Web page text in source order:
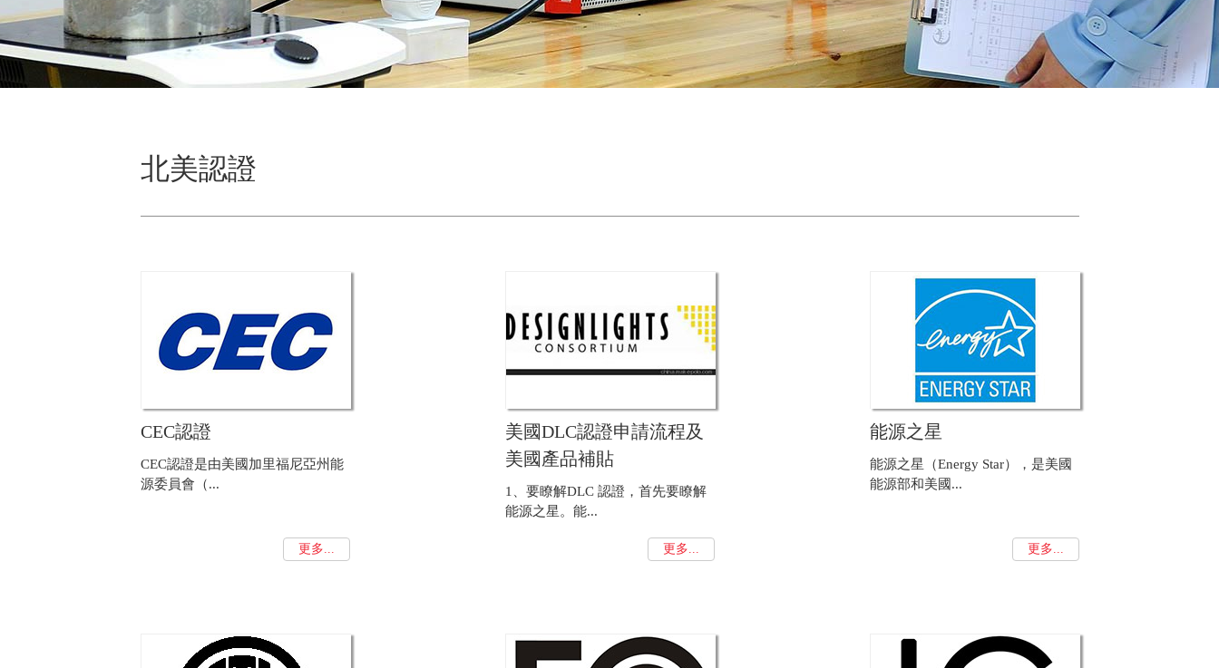
北美認證
CEC認證
CEC認證是由美國加里福尼亞州能
源委員會（...
更多...
美國DLC認證申請流程及
美國產品補貼
1、要瞭解DLC 認證，首先要瞭解
能源之星。能...
更多...
能源之星
能源之星（Energy Star），是美國
能源部和美國...
更多...